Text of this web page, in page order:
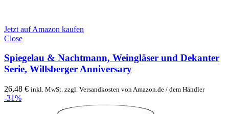
Jetzt auf Amazon kaufen
Close
Spiegelau & Nachtmann, Weingläser und Dekanter
Serie, Willsberger Anniversary
26,48 € inkl. MwSt. zzgl. Versandkosten von Amazon.de / dem Händler
-31%